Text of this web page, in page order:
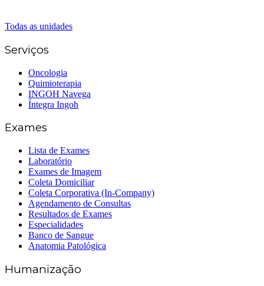
Todas as unidades
Serviços
Oncologia
Quimioterapia
INGOH Navega
Íntegra Ingoh
Exames
Lista de Exames
Laboratório
Exames de Imagem
Coleta Domiciliar
Coleta Corporativa (In-Company)
Agendamento de Consultas
Resultados de Exames
Especialidades
Banco de Sangue
Anatomia Patológica
Humanização